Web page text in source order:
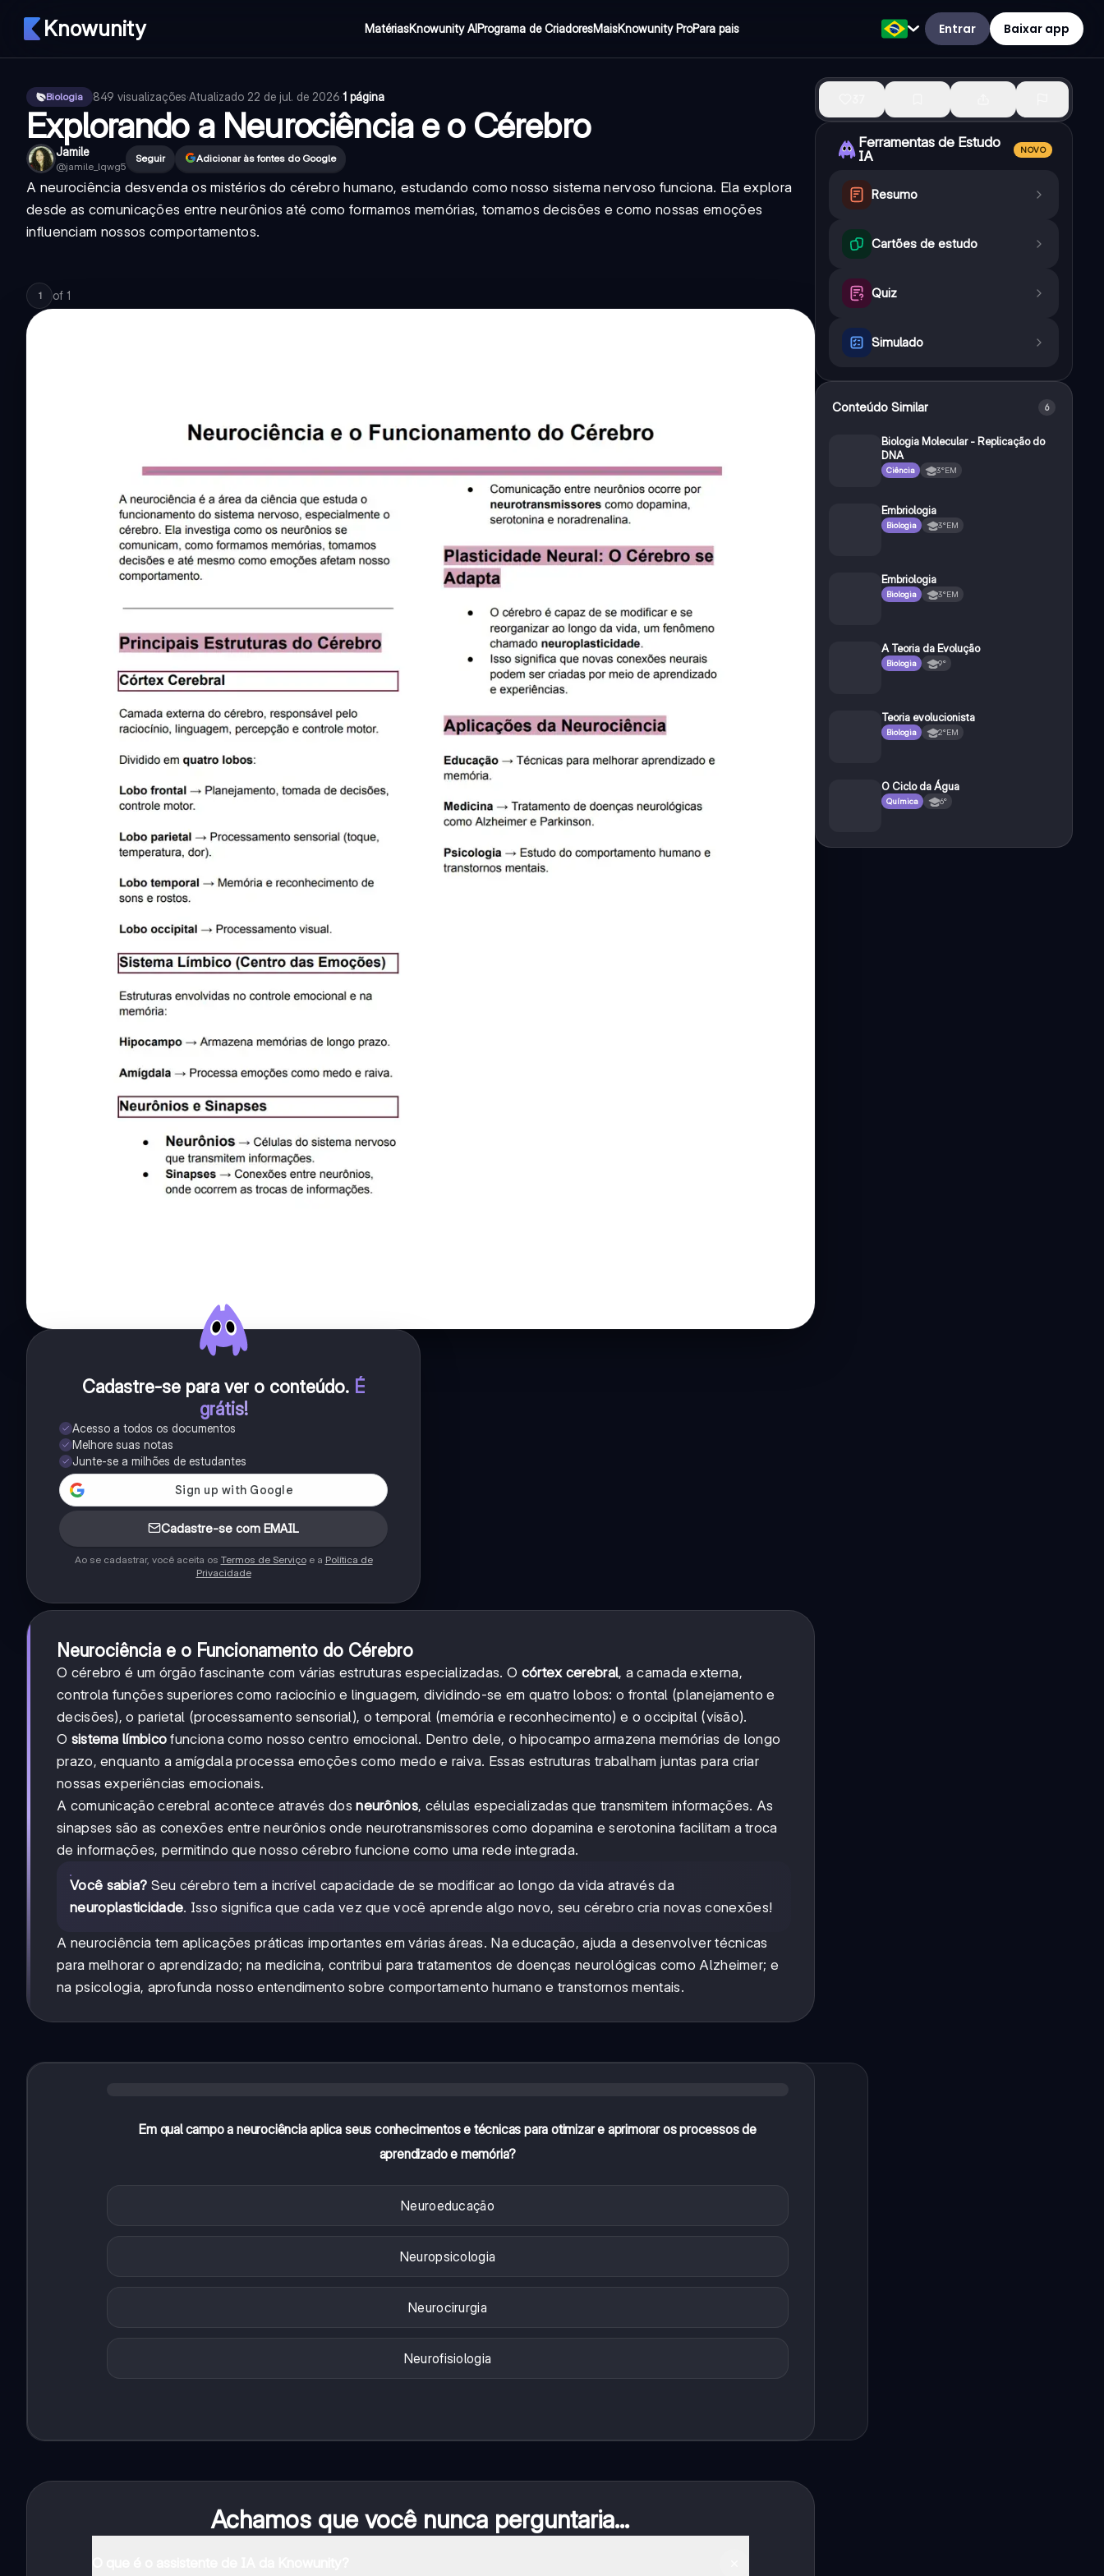
Knowunity MatériasKnowunity AIPrograma de CriadoresMaisKnowunity ProPara pais Entrar Baixar app
Biologia 849 visualizações·Atualizado 22 de jul. de 2026·1 página
Explorando a Neurociência e o Cérebro
Jamile
@jamile_lqwg5
Seguir Adicionar às fontes do Google
A neurociência desvenda os mistérios do cérebro humano, estudando como nosso sistema nervoso funciona. Ela explora
desde as comunicações entre neurônios até como formamos memórias, tomamos decisões e como nossas emoções
influenciam nossos comportamentos.
1 of 1
Cadastre-se para ver o conteúdo. É
grátis!
Acesso a todos os documentos
Melhore suas notas
Junte-se a milhões de estudantes
Cadastre-se com EMAIL
Ao se cadastrar, você aceita os Termos de Serviçoe a Política de
Privacidade
Neurociência e o Funcionamento do Cérebro
O cérebro é um órgão fascinante com várias estruturas especializadas. O córtex cerebral, a camada externa,
controla funções superiores como raciocínio e linguagem, dividindo-se em quatro lobos: o frontal (planejamento e
decisões), o parietal (processamento sensorial), o temporal (memória e reconhecimento) e o occipital (visão).
O sistema límbico funciona como nosso centro emocional. Dentro dele, o hipocampo armazena memórias de longo
prazo, enquanto a amígdala processa emoções como medo e raiva. Essas estruturas trabalham juntas para criar
nossas experiências emocionais.
A comunicação cerebral acontece através dosneurônios, células especializadas que transmitem informações. As
sinapses são as conexões entre neurônios onde neurotransmissores como dopamina e serotonina facilitam a troca
de informações, permitindo que nosso cérebro funcione como uma rede integrada.
Você sabia? Seu cérebro tem a incrível capacidade de se modificar ao longo da vida através da
neuroplasticidade. Isso significa que cada vez que você aprende algo novo, seu cérebro cria novas conexões!
A neurociência tem aplicações práticas importantes em várias áreas. Na educação, ajuda a desenvolver técnicas
para melhorar o aprendizado; na medicina, contribui para tratamentos de doenças neurológicas como Alzheimer; e
na psicologia, aprofunda nosso entendimento sobre comportamento humano e transtornos mentais.
Em qual campo a neurociência aplica seus conhecimentos e técnicas para otimizar e aprimorar os processos de
aprendizado e memória?
Neuroeducação
Neuropsicologia
Neurocirurgia
Neurofisiologia
Achamos que você nunca perguntaria...
Ferramentas de Estudo
IA
NOVO
Resumo
Cartões de estudo
Quiz
Simulado
Conteúdo Similar 6
Biologia Molecular - Replicação do
DNA
Ciência 3°EM
Embriologia
Biologia 3°EM
Embriologia
Biologia 3°EM
A Teoria da Evolução
Biologia 9°
Teoria evolucionista
Biologia 2°EM
O Ciclo da Água
Química 6°